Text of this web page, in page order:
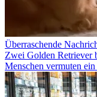
Überraschende
Zwei Golden Retriever
Menschen vermuten